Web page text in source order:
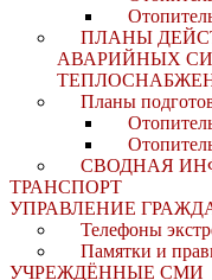
ПЛАНЫ
АВАРИЙНЫХ
Планы
СВОДНАЯ
ТРАНСПОРТ
УПРАВЛЕНИЕ
Телефоны
Памятки и
УЧРЕЖДЁННЫЕ СМИ